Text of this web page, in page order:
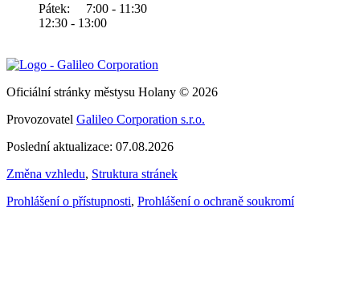
Pátek: 7:00 - 11:30
12:30 - 13:00
Oficiální stránky městysu Holany © 2026
Provozovatel Galileo Corporation s.r.o.
Poslední aktualizace: 07.08.2026
Změna vzhledu, Struktura stránek
Prohlášení o přístupnosti, Prohlášení o ochraně soukromí